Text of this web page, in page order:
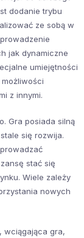
dodanie trybu
ze sobą w
jak dynamiczne
umiejętności
z innymi.
Gra posiada silną
się rozwija.
stać się
Wiele zależy
nowych
wciągająca gra,